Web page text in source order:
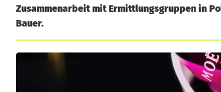
Zusammenarbeit mit Ermittlungsgruppen in
Bauer.